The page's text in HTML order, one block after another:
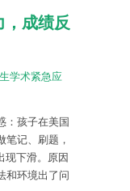
，成绩反
学术紧急应
：孩子在美国
笔记、刷题，
现下滑。原因
和环境出了问